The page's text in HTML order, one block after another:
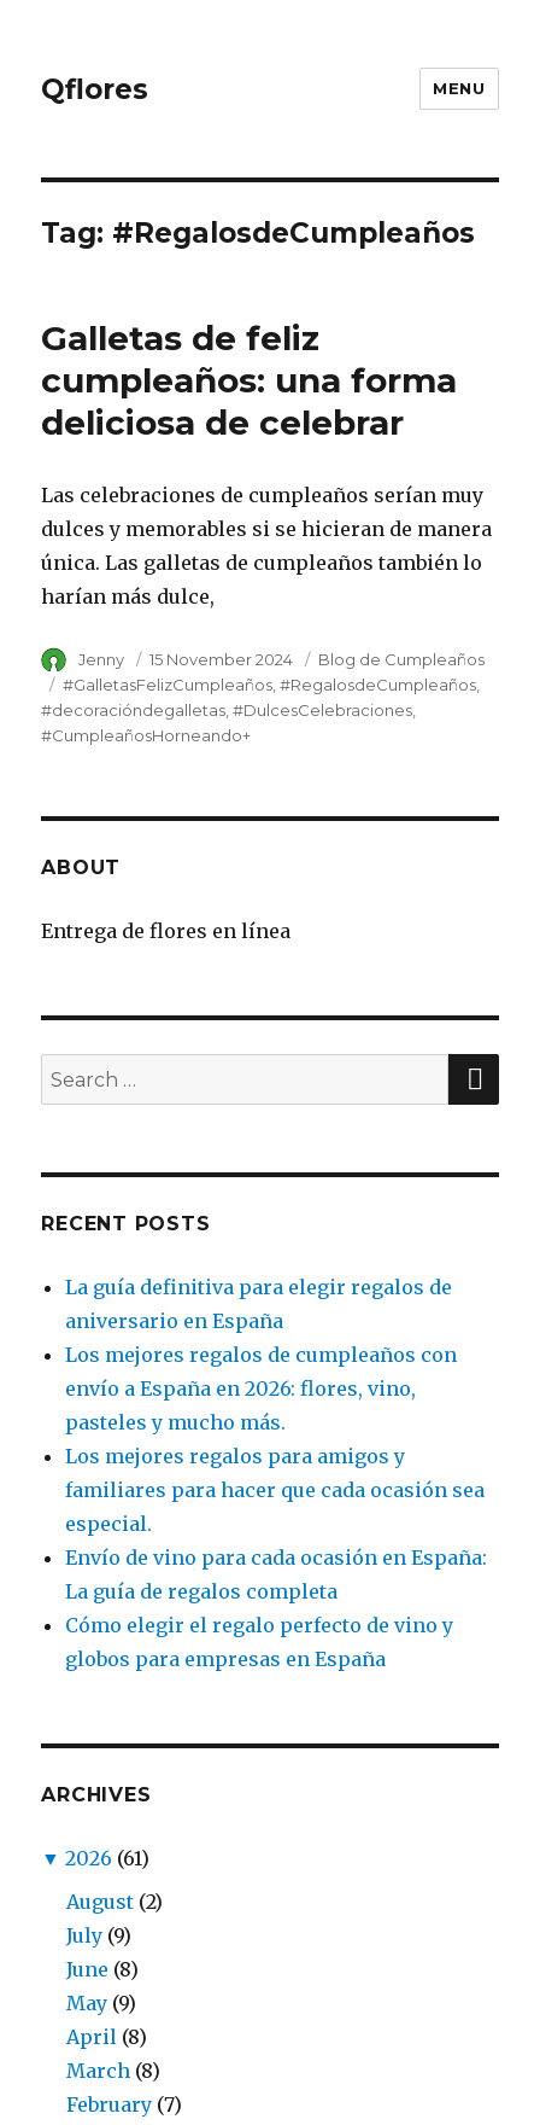
Qflores MENU
Tag: #RegalosdeCumpleaños
Galletas de feliz
cumpleaños: una forma
deliciosa de celebrar
Las celebraciones de cumpleaños serían muy
dulces y memorables si se hicieran de manera
única. Las galletas de cumpleaños también lo
harían más dulce,
Author
Jenny
Posted
on
15 November 2024 Category
Blog de Cumpleaños
Tags
#GalletasFelizCumpleaños #RegalosdeCumpleaños
#decoracióndegalletas #DulcesCelebraciones
#CumpleañosHorneando+
ABOUT
Entrega de flores en línea
Search
for:
RECENT POSTS
La guía definitiva para elegir regalos de
aniversario en España
Los mejores regalos de cumpleaños con
envío a España en 2026: flores, vino,
pasteles y mucho más.
Los mejores regalos para amigos y
familiares para hacer que cada ocasión sea
especial.
Envío de vino para cada ocasión en España:
La guía de regalos completa
Cómo elegir el regalo perfecto de vino y
globos para empresas en España
ARCHIVES
▼ 2026 (61)
August (2)
July (9)
June (8)
May (9)
April (8)
March (8)
February (7)